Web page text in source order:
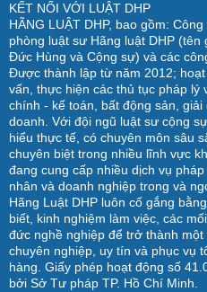
KẾT NỐI VỚI LUẬT DHP
HÃNG LUẬT DHP, bao gồm:
phòng luật sư Hãng luật DHP
Đức Hùng và Cộng sự) và các
Được thành lập từ năm 2012;
vấn, thực hiện các thủ tục pháp lý
chính - kế toán, bất động sản,
doanh. Với đội ngũ luật sư cộng
hiểu thực tế, có chuyên môn sâu
chuyên biệt trong nhiều lĩnh vực
đang cung cấp nhiều dịch vụ
nhân và doanh nghiệp trong và
Hãng Luật DHP luôn cố gắng
biết, kinh nghiệm làm việc, các
đức nghề nghiệp để trở thành
chuyên nghiệp, uy tín và phục vụ
hàng. Giấy phép hoạt động số
bởi Sở Tư pháp TP. Hồ Chí Minh.